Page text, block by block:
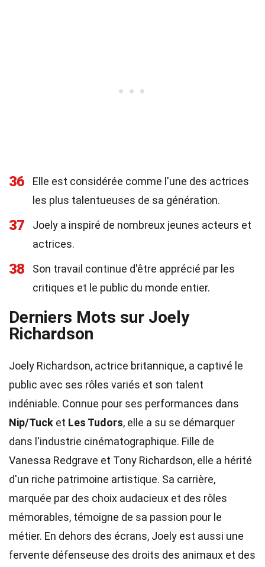
36
Elle est considérée comme l'une des actrices
les plus talentueuses de sa génération.
37
Joely a inspiré de nombreux jeunes acteurs et
actrices.
38
Son travail continue d'être apprécié par les
critiques et le public du monde entier.
Derniers Mots sur Joely
Richardson
Joely Richardson, actrice britannique, a captivé le
public avec ses rôles variés et son talent
indéniable. Connue pour ses performances dans
Nip/Tuck et Les Tudors, elle a su se démarquer
dans l'industrie cinématographique. Fille de
Vanessa Redgrave et Tony Richardson, elle a hérité
d'un riche patrimoine artistique. Sa carrière,
marquée par des choix audacieux et des rôles
mémorables, témoigne de sa passion pour le
métier. En dehors des écrans, Joely est aussi une
fervente défenseuse des droits des animaux et des